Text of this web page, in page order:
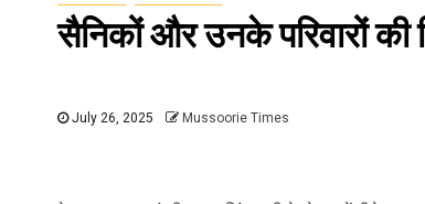
सैनिकों और उनके परिवारों की
July 26, 2025 Mussoorie Times